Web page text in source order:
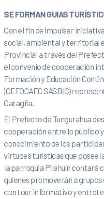
SE FORMAN GUIAS
Con el fin de impulsar
social, ambiental y territorial
Provincial a través del
el convenio de cooperación
Formación y Educación
(CEFOCAEC SASBIC)
Catagña.
El Prefecto de Tungurahua
cooperación entre lo público
conocimiento de los
virtudes turísticas que posee
la parroquia Pilahuín contará
quienes promoverán a
con tour informativo y